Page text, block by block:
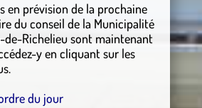
en prévision de la prochaine
du conseil de la Municipalité
de-Richelieu sont maintenant
y en cliquant sur les
du jour